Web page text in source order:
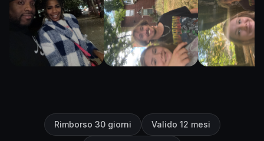
Rimborso 30 giorni Valido 12 mesi